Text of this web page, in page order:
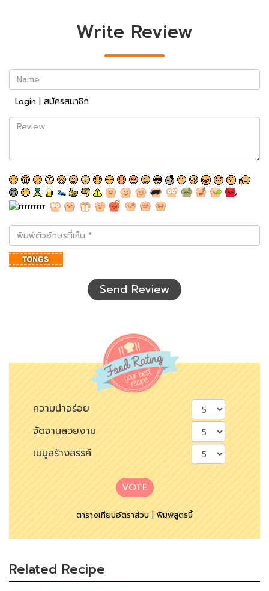
Write Review
Name
Login | สมัครสมาชิก
Review
พิมพ์
ตัว
อักษร
ที่
Send Review
ความน่าอร่อย
จัดจานสวยงาม
เมนูสร้างสรรค์
VOTE
ตารางเทียบอัตราส่วน|พิมพ์สูตรนี้
Related Recipe